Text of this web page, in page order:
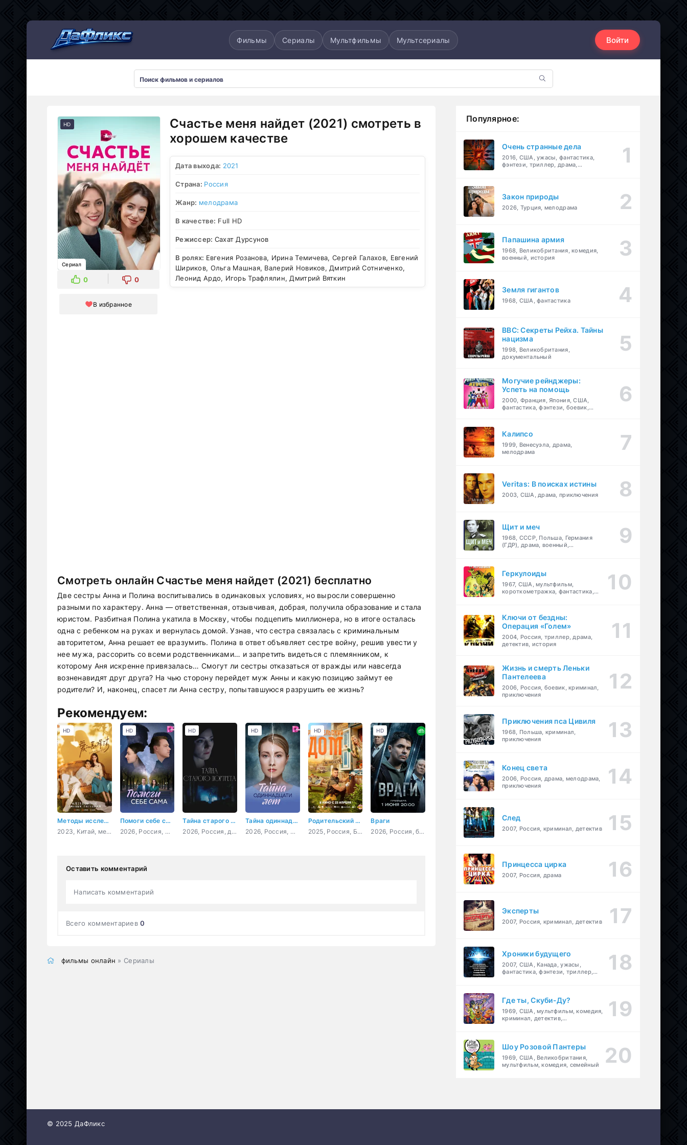
Фильмы Сериалы Мультфильмы Мультсериалы Войти
HD
Сериал
0 0
В избранное
Счастье меня найдет (2021) смотреть в
хорошем качестве
Дата выхода: 2021
Страна: Россия
Жанр: мелодрама
В качестве: Full HD
Режиссер: Сахат Дурсунов
В ролях: Евгения Розанова, Ирина Темичева, Сергей Галахов, Евгений
Шириков, Ольга Машная, Валерий Новиков, Дмитрий Сотниченко,
Леонид Ардо, Игорь Трафлялин, Дмитрий Вяткин
Смотреть онлайн Счастье меня найдет (2021) бесплатно
Две сестры Анна и Полина воспитывались в одинаковых условиях, но выросли совершенно
разными по характеру. Анна — ответственная, отзывчивая, добрая, получила образование и стала
юристом. Разбитная Полина укатила в Москву, чтобы подцепить миллионера, но в итоге осталась
одна с ребенком на руках и вернулась домой. Узнав, что сестра связалась с криминальным
авторитетом, Анна решает ее вразумить. Полина в ответ объявляет сестре войну, решив увести у
нее мужа, рассорить со всеми родственниками… и запретить видеться с племянником, к
которому Аня искренне привязалась… Смогут ли сестры отказаться от вражды или навсегда
возненавидят друг друга? На чью сторону перейдет муж Анны и какую позицию займут ее
родители? И, наконец, спасет ли Анна сестру, попытавшуюся разрушить ее жизнь?
Рекомендуем:
Методы исследования любви
2023, Китай, мелодрама, комедия, детектив
HD
Помоги себе сама
2026, Россия, мелодрама
HD
Тайна старого портрета
2026, Россия, детектив, мелодрама, криминал
HD
Тайна одиннадцати лет
2026, Россия, мелодрама
HD
Родительский дом
2025, Россия, Беларусь, комедия, семейный
HD
Враги
2026, Россия, боевик, криминал
HD
Оставить комментарий
Написать комментарий
Всего комментариев0
фильмы онлайн » Сериалы
Популярное:
Очень странные дела
2016, США, ужасы, фантастика,
фэнтези, триллер, драма,
Закон природы
2026, Турция, мелодрама
Папашина армия
1968, Великобритания, комедия,
военный, история
Земля гигантов
1968, США, фантастика
BBC: Секреты Рейха. Тайны
нацизма
1998, Великобритания,
документальный
Могучие рейнджеры:
Успеть на помощь
2000, Франция, Япония, США,
фантастика, фэнтези, боевик,
Калипсо
1999, Венесуэла, драма,
мелодрама
Veritas: В поисках истины
2003, США, драма, приключения
Щит и меч
1968, СССР, Польша, Германия
(ГДР), драма, военный,
Геркулоиды
1967, США, мультфильм,
короткометражка, фантастика,
Ключи от бездны:
Операция «Голем»
2004, Россия, триллер, драма,
детектив, история
Жизнь и смерть Леньки
Пантелеева
2006, Россия, боевик, криминал,
приключения
Приключения пса Цивиля
1968, Польша, криминал,
приключения
Конец света
2006, Россия, драма, мелодрама,
приключения
След
2007, Россия, криминал, детектив
Принцесса цирка
2007, Россия, драма
Эксперты
2007, Россия, криминал, детектив
Хроники будущего
2007, США, Канада, ужасы,
фантастика, фэнтези, триллер,
Где ты, Скуби-Ду?
1969, США, мультфильм, комедия,
криминал, детектив,
Шоу Розовой Пантеры
1969, США, Великобритания,
мультфильм, комедия, семейный
© 2025 ДаФликс
Мультсериалы